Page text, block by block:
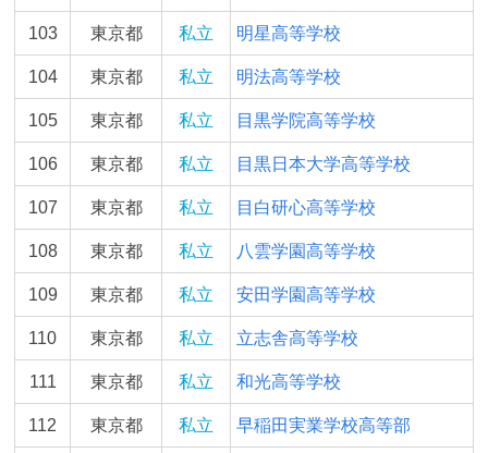
103 東京都 私立 明星高等学校
104 東京都 私立 明法高等学校
105 東京都 私立 目黒学院高等学校
106 東京都 私立 目黒日本大学高等学校
107 東京都 私立 目白研心高等学校
108 東京都 私立 八雲学園高等学校
109 東京都 私立 安田学園高等学校
110 東京都 私立 立志舎高等学校
111 東京都 私立 和光高等学校
112 東京都 私立 早稲田実業学校高等部